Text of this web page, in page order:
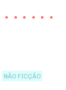
NÃO FICÇÃO